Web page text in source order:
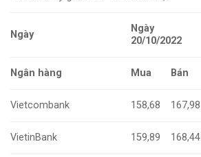
Ngày
Ngày
20/10/2022
Ngân hàng Mua Bán
Vietcombank 158,68 167,98
VietinBank 159,89 168,44